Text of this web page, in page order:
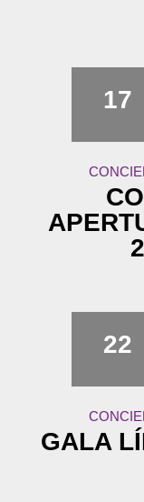
17
22
GALA